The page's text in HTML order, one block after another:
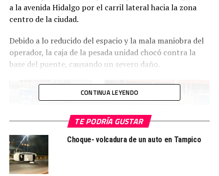
a la avenida Hidalgo por el carril lateral hacia la zona
centro de la ciudad.
Debido a lo reducido del espacio y la mala maniobra del
operador, la caja de la pesada unidad chocó contra la
base del puente, causando un severo daño.
CONTINUA LEYENDO
TE PODRÍA GUSTAR
Choque- volcadura de un auto en Tampico